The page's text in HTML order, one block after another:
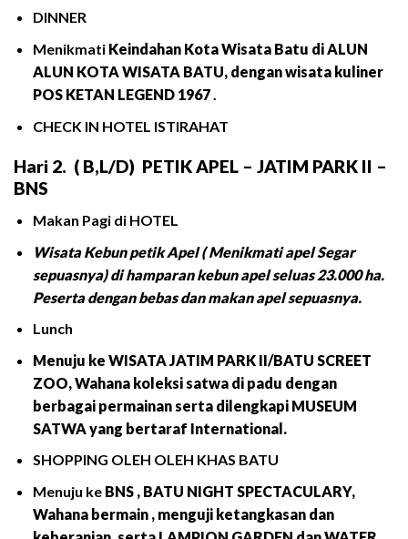
DINNER
Menikmati Keindahan Kota Wisata Batu di ALUN
ALUN KOTA WISATA BATU, dengan wisata kuliner
POS KETAN LEGEND 1967.
CHECK IN HOTEL ISTIRAHAT
Hari 2. ( B,L/D) PETIK APEL – JATIM PARK II –
BNS
Makan Pagi di HOTEL
Wisata Kebun petik Apel ( Menikmati apel Segar
sepuasnya) di hamparan kebun apel seluas 23.000 ha.
Peserta dengan bebas dan makan apel sepuasnya.
Lunch
Menuju ke WISATA JATIM PARK II/BATU SCREET
ZOO, Wahana koleksi satwa di padu dengan
berbagai permainan serta dilengkapi MUSEUM
SATWA yang bertaraf International.
SHOPPING OLEH OLEH KHAS BATU
Menuju ke BNS , BATU NIGHT SPECTACULARY,
Wahana bermain , menguji ketangkasan dan